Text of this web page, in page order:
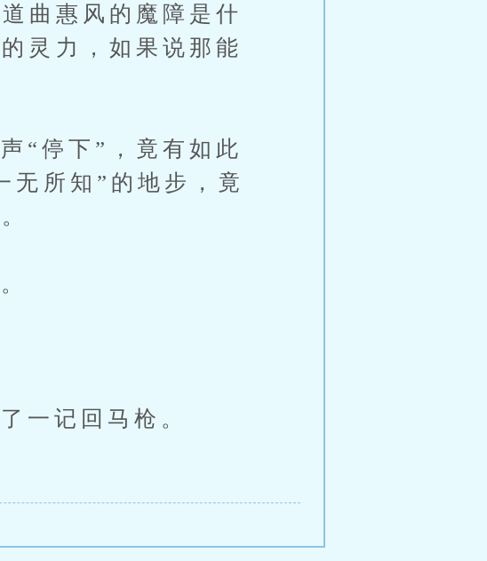
惠风的魔障是什
灵力，如果说那能
停下”，竟有如此
无所知”的地步，竟
记回马枪。